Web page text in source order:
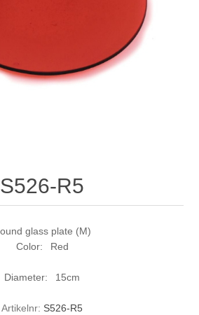
S526-R5
glass plate (M)
Color: Red
Diameter: 15cm
Artikelnr: S526-R5